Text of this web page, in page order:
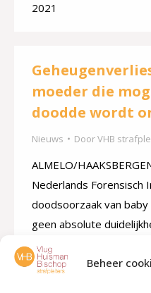
Beheer
2021
moeder die
doodde wordt
Nieuws DoorVHB
ALMELO/
Nederlands Forensisch
doodsoorzaak van
geen absolute
Ministerie gaat er
het kindje direct na de